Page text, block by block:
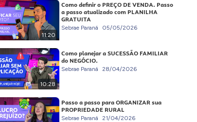
11:20
Como definir o PREÇO DE VENDA. Passo
a passo atualizado com PLANILHA
GRATUITA
Sebrae Paraná 05/05/2026
10:28
Como planejar a SUCESSÃO FAMILIAR
do NEGÓCIO.
Sebrae Paraná 28/04/2026
Passo a passo para ORGANIZAR sua
PROPRIEDADE RURAL
Sebrae Paraná 21/04/2026